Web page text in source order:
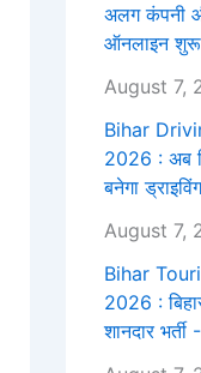
अलग कंपनी
ऑनलाइन शुरू
August 7,
Bihar
2026 : अब
बनेगा
August 7,
Bihar
2026 :
शानदार